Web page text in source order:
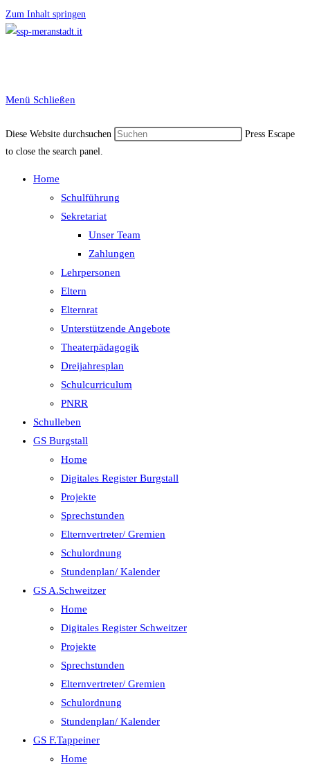
Zum Inhalt springen
Menü Schließen
Diese Website durchsuchen
Press Escape
to close the search panel.
Home
Schulführung
Sekretariat
Unser Team
Zahlungen
Lehrpersonen
Eltern
Elternrat
Unterstützende Angebote
Theaterpädagogik
Dreijahresplan
Schulcurriculum
PNRR
Schulleben
GS Burgstall
Home
Digitales Register Burgstall
Projekte
Sprechstunden
Elternvertreter/ Gremien
Schulordnung
Stundenplan/ Kalender
GS A.Schweitzer
Home
Digitales Register Schweitzer
Projekte
Sprechstunden
Elternvertreter/ Gremien
Schulordnung
Stundenplan/ Kalender
GS F.Tappeiner
Home